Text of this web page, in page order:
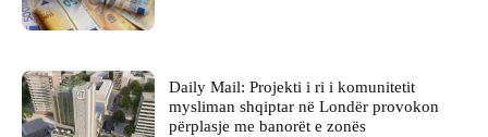
Daily Mail: Projekti i ri i komunitetit
mysliman shqiptar në Londër provokon
përplasje me banorët e zonës